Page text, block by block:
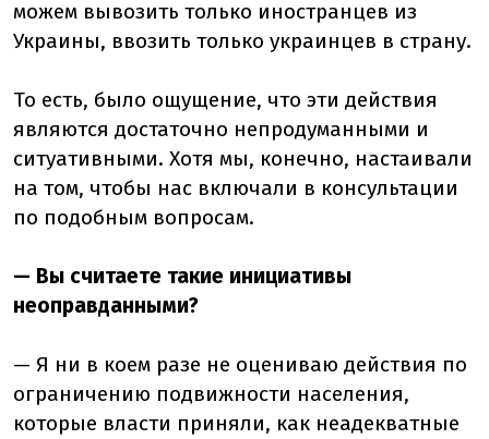
можем вывозить только иностранцев из
Украины, ввозить только украинцев в страну.
То есть, было ощущение, что эти действия
являются достаточно непродуманными и
ситуативными. Хотя мы, конечно, настаивали
на том, чтобы нас включали в консультации
по подобным вопросам.
— Вы считаете такие инициативы
неоправданными?
— Я ни в коем разе не оцениваю действия по
ограничению подвижности населения,
которые власти приняли, как неадекватные